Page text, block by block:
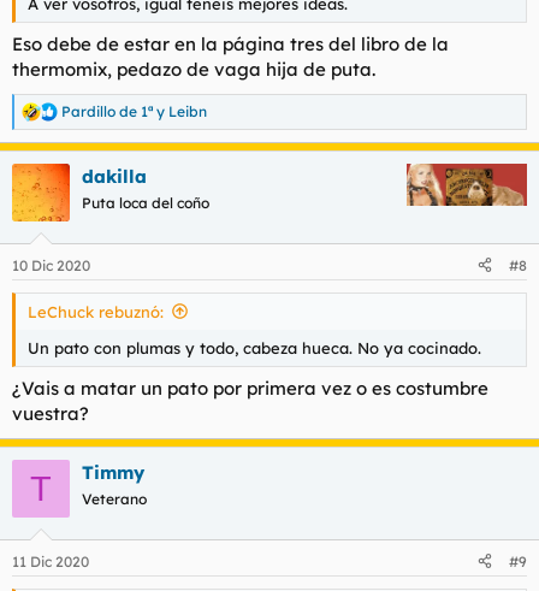
Eso debe de estar en la página tres del libro de la
thermomix, pedazo de vaga hija de puta.
R
e
a
c
c
i
e
s
Pardillo de 1ª y Leibn
dakilla
Puta loca del coño
10 Dic 2020 #8
LeChuck rebuznó:
Un pato con plumas y todo, cabeza hueca. No ya cocinado.
¿Vais a matar un pato por primera vez o es costumbre
vuestra?
T Timmy
Veterano
11 Dic 2020 #9